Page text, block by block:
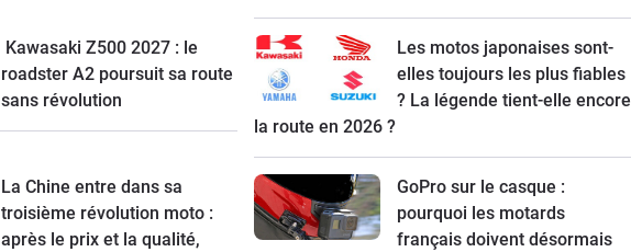
Kawasaki Z500 2027 : le
roadster A2 poursuit sa route
sans révolution
Les motos japonaises sont-
elles toujours les plus fiables
? La légende tient-elle encore
la route en 2026 ?
La Chine entre dans sa
troisième révolution moto :
après le prix et la qualité,
GoPro sur le casque :
pourquoi les motards
français doivent désormais